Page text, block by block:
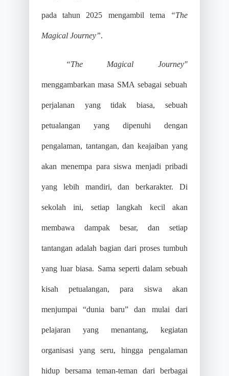
pada tahun 2025 mengambil tema “The
Magical Journey”.
“The Magical Journey"
menggambarkan masa SMA sebagai sebuah
perjalanan yang tidak biasa, sebuah
petualangan yang dipenuhi dengan
pengalaman, tantangan, dan keajaiban yang
akan menempa para siswa menjadi pribadi
yang lebih mandiri, dan berkarakter. Di
sekolah ini, setiap langkah kecil akan
membawa dampak besar, dan setiap
tantangan adalah bagian dari proses tumbuh
yang luar biasa. Sama seperti dalam sebuah
kisah petualangan, para siswa akan
menjumpai “dunia baru” dan mulai dari
pelajaran yang menantang, kegiatan
organisasi yang seru, hingga pengalaman
hidup bersama teman-teman dari berbagai